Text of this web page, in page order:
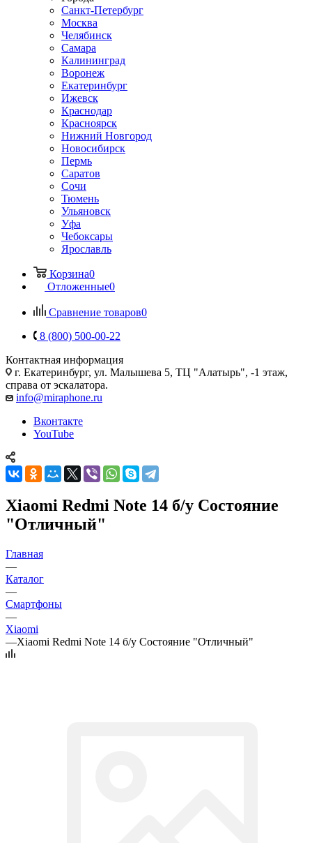
Санкт-Петербург
Москва
Челябинск
Самара
Калининград
Воронеж
Екатеринбург
Ижевск
Краснодар
Красноярск
Нижний Новгород
Новосибирск
Пермь
Саратов
Сочи
Тюмень
Ульяновск
Уфа
Чебоксары
Ярославль
Корзина0
Отложенные0
Сравнение товаров0
8 (800) 500-00-22
Контактная информация
г. Екатеринбург, ул. Малышева 5, ТЦ "Алатырь", -1 этаж,
справа от эскалатора.
info@miraphone.ru
Вконтакте
YouTube
Xiaomi Redmi Note 14 б/у Состояние
"Отличный"
Главная
—
Каталог
—
Смартфоны
—
Xiaomi
—Xiaomi Redmi Note 14 б/у Состояние "Отличный"